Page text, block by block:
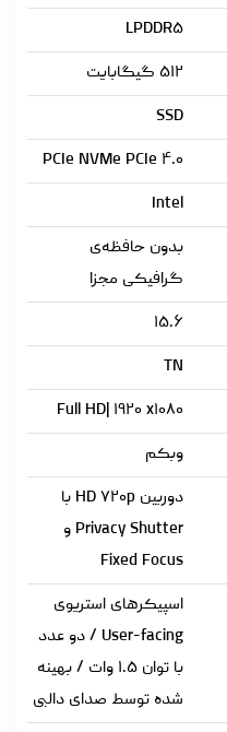
LPDDR۵
۵۱۲ گیگابایت
SSD
PCIe NVMe PCIe ۴.۰
Intel
بدون حافظه‌ی
گرافیکی مجزا
۱۵.۶
TN
Full HD| ۱۹۲۰ x۱۰۸۰
وبکم
دوربین HD ۷۲۰p با
Privacy Shutter و
Fixed Focus
اسپیکرهای استریوی
User-facing / دو عدد
با توان ۱.۵ وات / بهینه
شده توسط صدای دالبی